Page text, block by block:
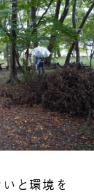
と環境を